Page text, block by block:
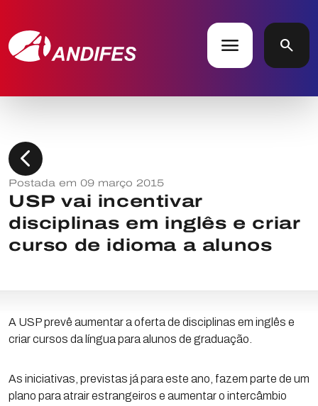
menu search
chevron_left
Postada em 09 março 2015
USP vai incentivar
disciplinas em inglês e criar
curso de idioma a alunos
A USP prevê aumentar a oferta de disciplinas em inglês e
criar cursos da língua para alunos de graduação.
As iniciativas, previstas já para este ano, fazem parte de um
plano para atrair estrangeiros e aumentar o intercâmbio